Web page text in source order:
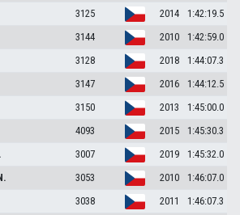
3125 2014
1:42:19.5
3144 2010
1:42:59.0
3128 2018
1:44:07.3
3147 2016
1:44:12.5
3150 2013
1:45:00.0
4093 2015
1:45:30.3
3007 2019
1:45:32.0
3053 2010
1:46:07.0
3038 2011
1:46:07.3